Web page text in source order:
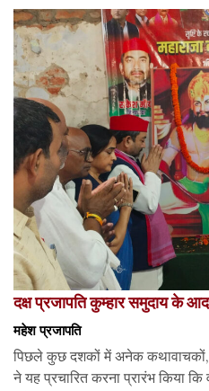
दक्ष प्रजापति कुम्हार समुदाय के
महेश प्रजापति
पिछले कुछ दशकों में अनेक
ने यह प्रचारित करना प्रारंभ किया